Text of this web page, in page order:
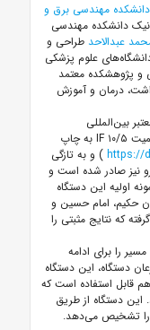
دانشکده مهندسی برق و
دانشکده مهندسی
عبدالاحد طراحی و
علوم پزشکی
و پژوهشکده معتمد
درمان و آموزش
بین‌المللی
Biosensors and Bioelectronics با ضریب اهمیت IF ۱۰/۵ به چاپ
https:// ) و به تازگی
نیز صادر شده است و
اولیه این دستگاه
حکیم، امام حسین و
قرار گرفته که نتایج مثبتی را
را برای ادامه
دستگاه، این دستگاه
قابل استفاده است که
این دستگاه از طریق
را تشخیص می‌دهد.